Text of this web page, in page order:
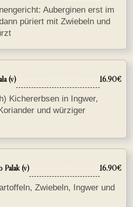
Auberginen erst im
püriert mit Zwiebeln und
(v) 16.90€
Kichererbsen in Ingwer,
und würziger
Palak (v) 16.90€
Zwiebeln, Ingwer und